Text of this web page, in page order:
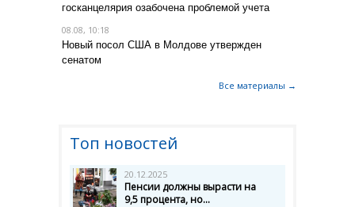
госканцелярия озабочена проблемой учета
08.08, 10:18
Новый посол США в Молдове утвержден
сенатом
Все материалы →
Топ новостей
20.12.2025
Пенсии должны вырасти на
9,5 процента, но...